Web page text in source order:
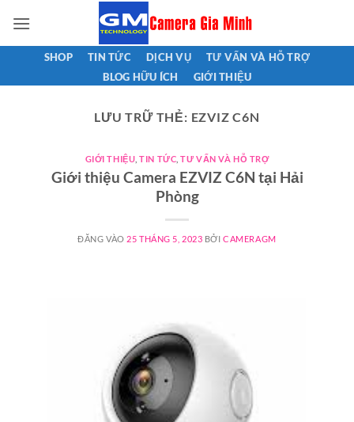
qua
nội
SHOP TIN TỨC DỊCH VỤ
TƯ VẤN VÀ HỖ TRỢ
BLOG HỮU ÍCH
GIỚI THIỆU
LƯU TRỮ THẺ: EZVIZ C6N
GIỚI THIỆU ,TIN TỨC ,TƯ VẤN VÀ HỖ TRỢ
Giới thiệu Camera EZVIZ C6N tại Hải
Phòng
ĐĂNG VÀO 25 THÁNG 5, 2023 BỞICAMERAGM